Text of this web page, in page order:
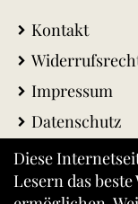
Kontakt
Impressum
Datenschutz
AGB
Warenkorb
Diese
Lesern das